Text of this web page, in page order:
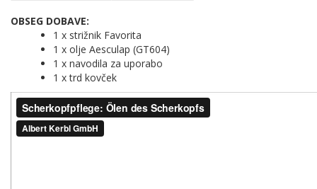
OBSEG DOBAVE:
1 x strižnik Favorita
1 x olje Aesculap (GT604)
1 x navodila za uporabo
1 x trd kovček